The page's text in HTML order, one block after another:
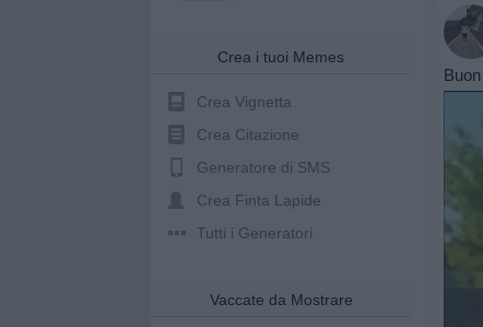
Crea i tuoi Memes
Crea Vignetta
Crea Citazione
Generatore di SMS
Crea Finta Lapide
Tutti i Generatori
Vaccate da Mostrare